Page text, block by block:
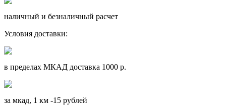
наличный и безналичный расчет
Условия доставки:
в пределах МКАД доставка 1000 р.
за мкад, 1 км -15 рублей